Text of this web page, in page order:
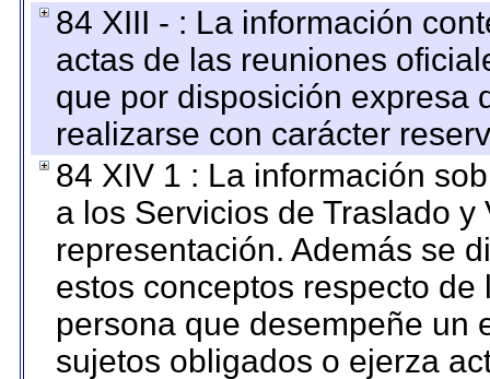
84 XIII - : La información
actas de las reuniones
que por disposición expresa
realizarse con carácter
84 XIV 1 : La información
a los Servicios de Traslado
representación. Además se
estos conceptos respecto
persona que desempeñe un
sujetos obligados o ejerza